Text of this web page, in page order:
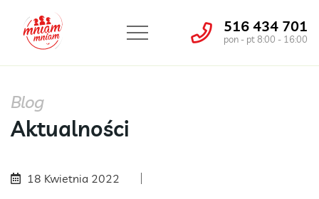
516 434 701
pon - pt 8:00 - 16:00
Blog
Aktualności
18 Kwietnia 2022